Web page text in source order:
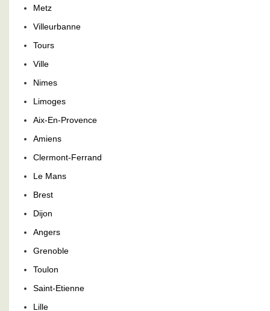
Metz
Villeurbanne
Tours
Ville
Nimes
Limoges
Aix-En-Provence
Amiens
Clermont-Ferrand
Le Mans
Brest
Dijon
Angers
Grenoble
Toulon
Saint-Etienne
Lille